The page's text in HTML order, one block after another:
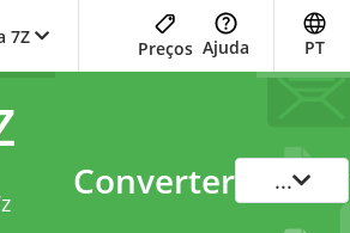
7Z
Preços Ajuda PT
Converter ...